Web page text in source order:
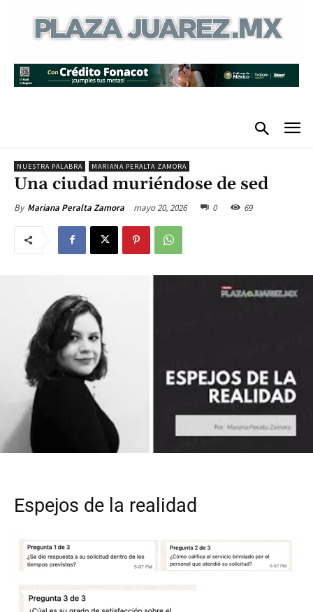
NUESTRA PALABRA MARIANA PERALTA ZAMORA
Una ciudad muriéndose de sed
By Mariana Peralta Zamora mayo 20, 2026 0 69
Espejos de la realidad